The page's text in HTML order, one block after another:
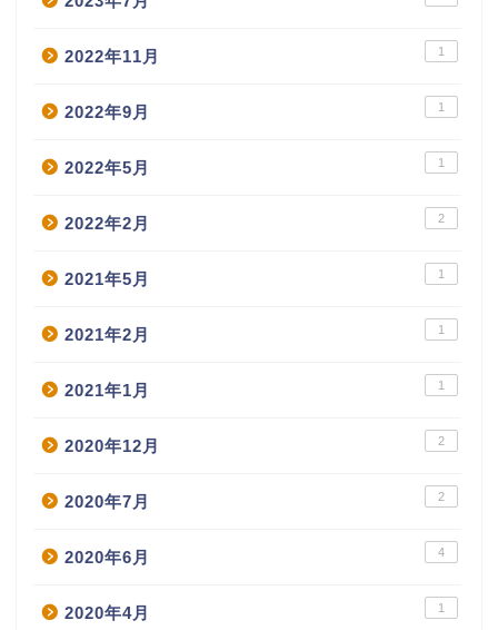
2022年11月 1
2022年9月 1
2022年5月 1
2022年2月 2
2021年5月 1
2021年2月 1
2021年1月 1
2020年12月 2
2020年7月 2
2020年6月 4
2020年4月 1